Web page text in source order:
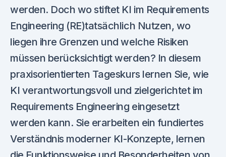
werden. Doch wo stiftet KI im Requirements
Engineering (RE)tatsächlich Nutzen, wo
liegen ihre Grenzen und welche Risiken
müssen berücksichtigt werden? In diesem
praxisorientierten Tageskurs lernen Sie, wie
KI verantwortungsvoll und zielgerichtet im
Requirements Engineering eingesetzt
werden kann. Sie erarbeiten ein fundiertes
Verständnis moderner KI-Konzepte, lernen